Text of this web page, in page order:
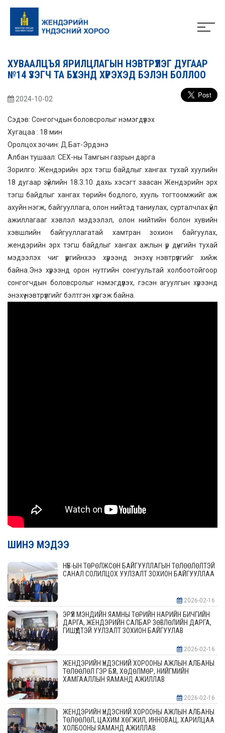
ХУВААЛЦЪЯ ЯРИЛЦЛАГЫН НЭВТРҮҮЛЭГ ДУГААР
№14 ҮЗЭГЧ ТА БҮХЭНД ХҮРЭХЭД БЭЛЭН БОЛЛОО
2024-10-02
Сэдэв: Сонгогчдын боловсролыг нэмэгдүүлэх
Хугацаа : 18 мин
Оролцох зочин: Д.Бат-Эрдэнэ
Албан тушаал: СЕХ-ны Тамгын газрын дарга
Зорилго: Жендэрийн эрх тэгш байдлыг хангах тухай хуулийн
18 дугаар зүйлийн 18.3.10 дахь хэсэгт заасан Жендэрийн эрх
тэгш байдлыг хангах төрийн бодлого, хууль тогтоомжийг аж
ахуйн нэгж, байгууллага, олон нийтэд таниулах, сурталчлах үйл
ажиллагааг хэвлэл мэдээлэл, олон нийтийн болон хувийн
хэвшлийн байгууллагатай хамтран зохион байгуулах,
жендэрийн эрх тэгш байдлыг хангах ажлын үр дүнгийн тухай
мэдээлэх чиг үүргийнхээ хүрээнд энэхүү нэвтрүүлгийг хийж
байна.Энэ хүрээнд орон нутгийн сонгуультай холбоотойгоор
сонгогчдын боловсролыг нэмэгдүүлэх, гэсэн агуулгын хүрээнд
энэхүү нэвтрүүлгийг бэлтгэн хүргэж байна.
ШИНЭ МЭДЭЭ
НҮБ-ЫН ТӨРӨЛЖСӨН БАЙГУУЛЛАГЫН ТӨЛӨӨЛӨЛТЭЙ
САНАЛ СОЛИЛЦОХ УУЛЗАЛТ ЗОХИОН БАЙГУУЛЛАА
2026-02-16
ЭРҮҮЛ МЭНДИЙН ЯАМНЫ ТӨРИЙН НАРИЙН БИЧГИЙН
ДАРГА, ЖЕНДЭРИЙН САЛБАР ЗӨВЛӨЛИЙН ДАРГА,
ГИШҮҮДТЭЙ УУЛЗАЛТ ЗОХИОН БАЙГУУЛАВ
2026-02-16
ЖЕНДЭРИЙН ҮНДЭСНИЙ ХОРООНЫ АЖЛЫН АЛБАНЫ
ТӨЛӨӨЛӨЛ ГЭР БҮЛ, ХӨДӨЛМӨР, НИЙГМИЙН
ХАМГААЛЛЫН ЯАМАНД АЖИЛЛАВ
2026-02-16
ЖЕНДЭРИЙН ҮНДЭСНИЙ ХОРООНЫ АЖЛЫН АЛБАНЫ
ТӨЛӨӨЛӨЛ, ЦАХИМ ХӨГЖИЛ, ИННОВАЦ, ХАРИЛЦАА
ХОЛБООНЫ ЯАМАНД АЖИЛЛАВ